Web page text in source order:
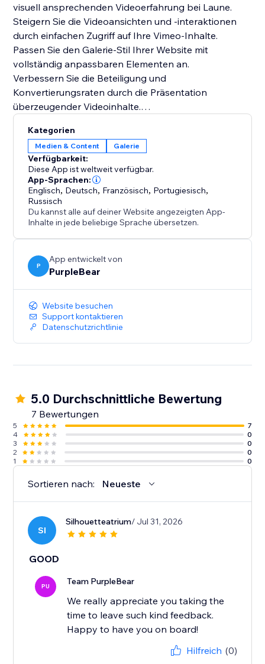
visuell ansprechenden Videoerfahrung bei Laune.
Steigern Sie die Videoansichten und -interaktionen
durch einfachen Zugriff auf Ihre Vimeo-Inhalte.
Passen Sie den Galerie-Stil Ihrer Website mit
vollständig anpassbaren Elementen an.
Verbessern Sie die Beteiligung und
Konvertierungsraten durch die Präsentation
überzeugender Videoinhalte.
Verwandeln Sie Ihre Vimeo-Videos in eine
leistungsstarke visuelle Präsentation, die Ihr Publikum
fesselt und das Website-Erlebnis verbessert.
Kategorien
Medien & Content Galerie
Verfügbarkeit:
Diese App ist weltweit verfügbar.
App-Sprachen:
Englisch, Deutsch, Französisch, Portugiesisch,
Russisch
Du kannst alle auf deiner Website angezeigten App-
Inhalte in jede beliebige Sprache übersetzen.
P
App entwickelt von
PurpleBear
Website besuchen
Support kontaktieren
Datenschutzrichtlinie
5.0 Durchschnittliche Bewertung
7 Bewertungen
5
7
4
0
3
0
2
0
1
0
Sortieren nach: Neueste
SI
Silhouetteatrium/ Jul 31, 2026
GOOD
PU Team PurpleBear
We really appreciate you taking the
time to leave such kind feedback.
Happy to have you on board!
Hilfreich (0)